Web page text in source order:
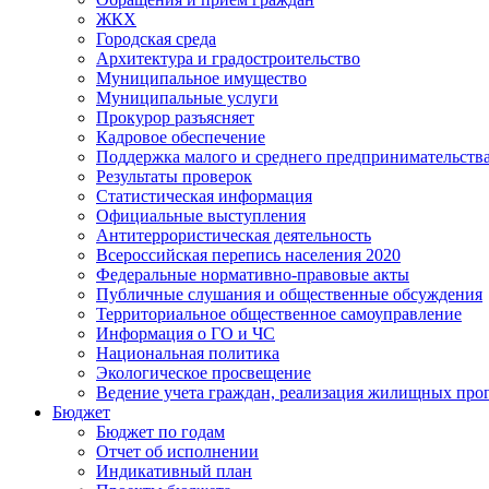
ЖКХ
Городская среда
Архитектура и градостроительство
Муниципальное имущество
Муниципальные услуги
Прокурор разъясняет
Кадровое обеспечение
Поддержка малого и среднего предпринимательства
Результаты проверок
Статистическая информация
Официальные выступления
Антитеррористическая деятельность
Всероссийская перепись населения 2020
Федеральные нормативно-правовые акты
Публичные слушания и общественные обсуждения
Территориальное общественное самоуправление
Информация о ГО и ЧС
Национальная политика
Экологическое просвещение
Ведение учета граждан, реализация жилищных
Бюджет
Бюджет по годам
Отчет об исполнении
Индикативный план